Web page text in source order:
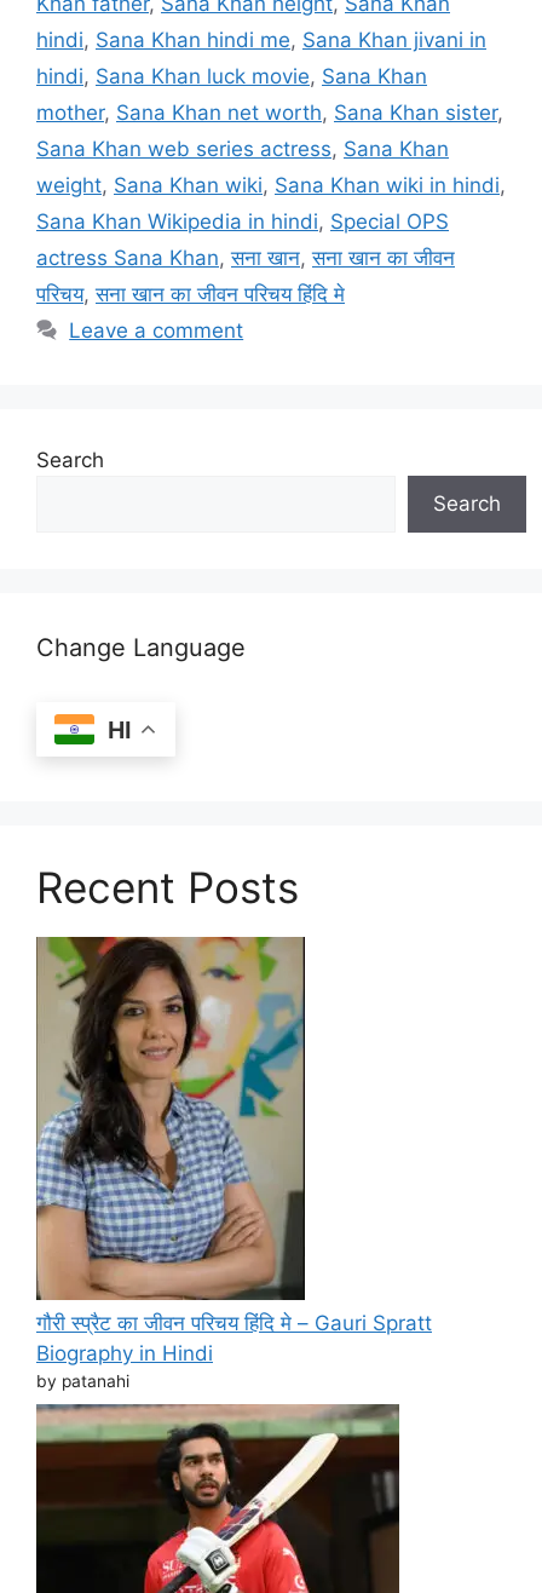
hindi, Sana Khan hindi me, Sana Khan jivani in
hindi, Sana Khan luck movie, Sana Khan
mother, Sana Khan net worth, Sana Khan sister,
Sana Khan web series actress, Sana Khan
weight, Sana Khan wiki, Sana Khan wiki in hindi,
Sana Khan Wikipedia in hindi, Special OPS
actress Sana Khan,सना खान,सना खान का जीवन
परिचय,सना खान का जीवन परिचय हिंदि मे
Leave a comment
Search
Search
Change Language
HI
Recent Posts
गौरी स्प्रैट का जीवन परिचय हिंदि मे – Gauri Spratt
Biography in Hindi
by patanahi